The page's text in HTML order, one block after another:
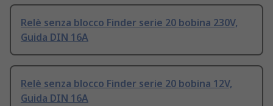
Relè senza blocco Finder serie 20 bobina 230V,
Guida DIN 16A
Relè senza blocco Finder serie 20 bobina 12V,
Guida DIN 16A